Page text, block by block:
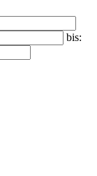
bis: